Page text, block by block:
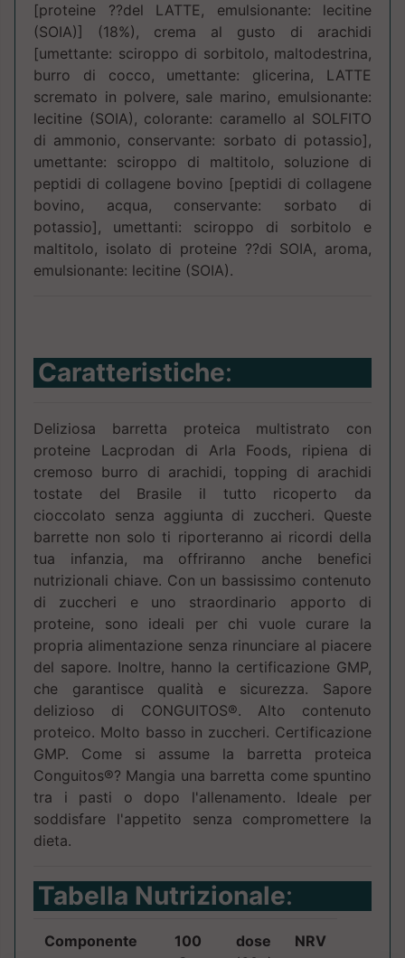
[proteine ??del LATTE, emulsionante: lecitine
(SOIA)] (18%), crema al gusto di arachidi
[umettante: sciroppo di sorbitolo, maltodestrina,
burro di cocco, umettante: glicerina, LATTE
scremato in polvere, sale marino, emulsionante:
lecitine (SOIA), colorante: caramello al SOLFITO
di ammonio, conservante: sorbato di potassio],
umettante: sciroppo di maltitolo, soluzione di
peptidi di collagene bovino [peptidi di collagene
bovino, acqua, conservante: sorbato di
potassio], umettanti: sciroppo di sorbitolo e
maltitolo, isolato di proteine ??di SOIA, aroma,
emulsionante: lecitine (SOIA).
Caratteristiche:
Deliziosa barretta proteica multistrato con
proteine Lacprodan di Arla Foods, ripiena di
cremoso burro di arachidi, topping di arachidi
tostate del Brasile il tutto ricoperto da
cioccolato senza aggiunta di zuccheri. Queste
barrette non solo ti riporteranno ai ricordi della
tua infanzia, ma offriranno anche benefici
nutrizionali chiave. Con un bassissimo contenuto
di zuccheri e uno straordinario apporto di
proteine, sono ideali per chi vuole curare la
propria alimentazione senza rinunciare al piacere
del sapore. Inoltre, hanno la certificazione GMP,
che garantisce qualità e sicurezza. Sapore
delizioso di CONGUITOS®. Alto contenuto
proteico. Molto basso in zuccheri. Certificazione
GMP. Come si assume la barretta proteica
Conguitos®? Mangia una barretta come spuntino
tra i pasti o dopo l'allenamento. Ideale per
soddisfare l'appetito senza compromettere la
dieta.
Tabella Nutrizionale:
Componente
100
dose
NRV